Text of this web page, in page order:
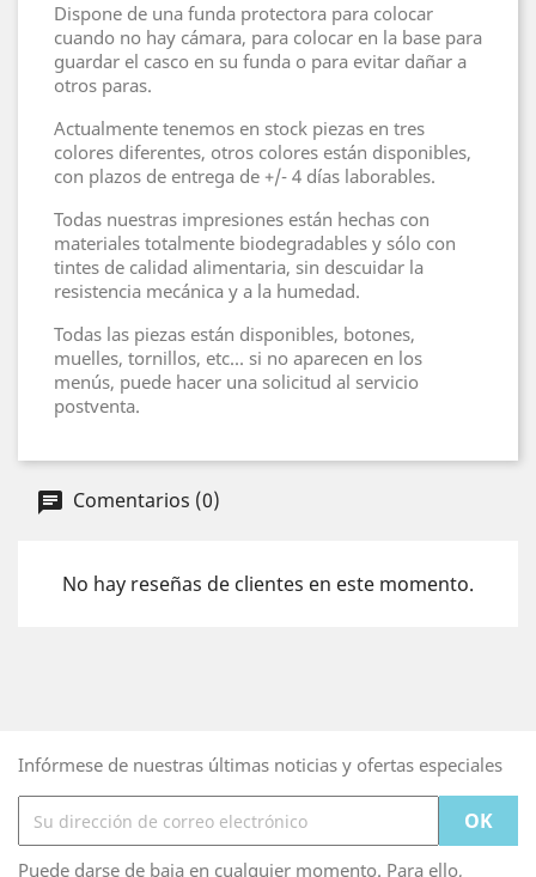
Dispone de una funda protectora para colocar
cuando no hay cámara, para colocar en la base para
guardar el casco en su funda o para evitar dañar a
otros paras.
Actualmente tenemos en stock piezas en tres
colores diferentes, otros colores están disponibles,
con plazos de entrega de +/- 4 días laborables.
Todas nuestras impresiones están hechas con
materiales totalmente biodegradables y sólo con
tintes de calidad alimentaria, sin descuidar la
resistencia mecánica y a la humedad.
Todas las piezas están disponibles, botones,
muelles, tornillos, etc... si no aparecen en los
menús, puede hacer una solicitud al servicio
postventa.
Comentarios (0)
No hay reseñas de clientes en este momento.
Infórmese de nuestras últimas noticias y ofertas especiales
Puede darse de baja en cualquier momento. Para ello,